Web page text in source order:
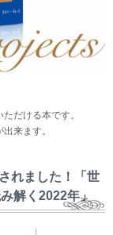
だける本です。
来ます。
れました！「世
解く2022年」